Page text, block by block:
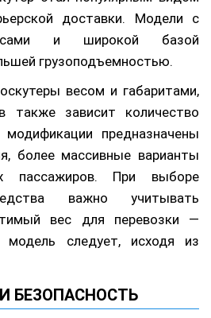
доставки. Модели с
и широкой базой
грузоподъемностью.
весом и габаритами,
также зависит количество
модификации предназначены
более массивные варианты
пассажиров. При выборе
важно учитывать
вес для перевозки —
модель следует, исходя из
БЕЗОПАСНОСТЬ